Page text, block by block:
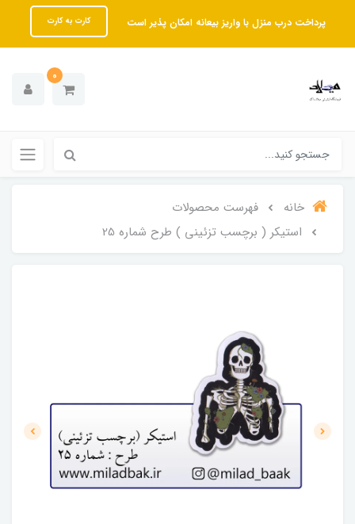
پرداخت درب منزل با واریز بیعانه امکان پذیر است کارت به کارت
0
خانه
فهرست محصولات
استیکر ( برچسب تزئینی ) طرح شماره 25